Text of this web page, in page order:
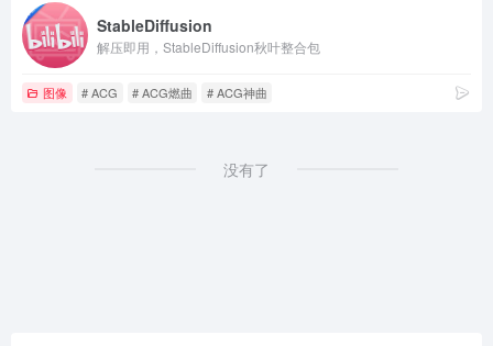
StableDiffusion
解压即用，StableDiffusion秋叶整合包
图像 # ACG # ACG燃曲 # ACG神曲
没有了